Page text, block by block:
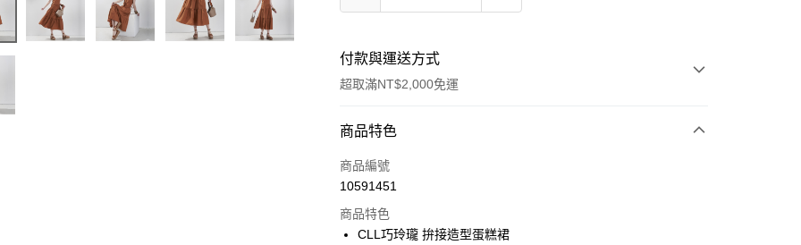
付款與運送方式
超取滿NT$2,000免運
付款方式
信用卡一次付款
3 期 0 利率 每期 NT$493
商品特色
商品編號
10591451
商品特色
CLL巧玲瓏 拚接造型蛋糕裙